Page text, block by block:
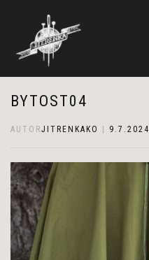
BYTOST04
AUTORJITRENKAKO 9.7.2024